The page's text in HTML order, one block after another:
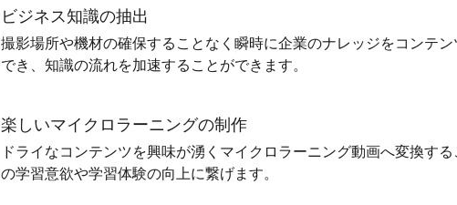
ビジネス知識の抽出
撮影場所や機材の確保することなく瞬時に企業のナレッジをコンテ
でき、知識の流れを加速することができます。
楽しいマイクロラーニングの制作
ドライなコンテンツを興味が湧くマイクロラーニング動画へ変換す
の学習意欲や学習体験の向上に繋げます。